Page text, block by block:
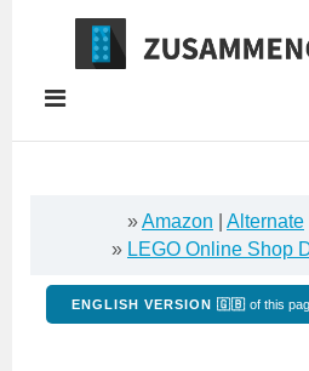
Springe
Inhalt
»Amazon Alternate
» LEGO Online Shop
ENGLISH VERSION 🇬🇧 of this